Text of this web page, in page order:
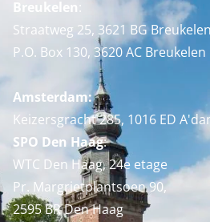
Breukelen:
Straatweg 25, 3621 BG Breukelen
P.O. Box 130, 3620 AC Breukelen
Amsterdam:
Keizersgracht 285, 1016 ED
SPO Den Haag:
WTC Den Haag, 24e etage
Pr. Margrietplantsoen 90,
2595 BR Den Haag